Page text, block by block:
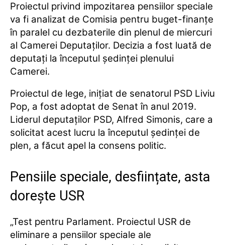
Proiectul privind impozitarea pensiilor speciale
va fi analizat de Comisia pentru buget-finanţe
în paralel cu dezbaterile din plenul de miercuri
al Camerei Deputaţilor. Decizia a fost luată de
deputaţi la începutul şedinţei plenului
Camerei.
Proiectul de lege, iniţiat de senatorul PSD Liviu
Pop, a fost adoptat de Senat în anul 2019.
Liderul deputaţilor PSD, Alfred Simonis, care a
solicitat acest lucru la începutul şedinţei de
plen, a făcut apel la consens politic.
Pensiile speciale, desființate, asta
dorește USR
„Test pentru Parlament. Proiectul USR de
eliminare a pensiilor speciale ale